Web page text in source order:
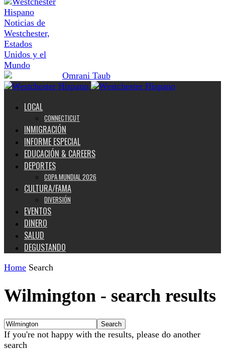
Noticias de
Westchester,
Estados
Unidos y el
Mundo
LOCAL
CONNECTICUT
INMIGRACIÓN
INFORME ESPECIAL
EDUCACIÓN & CAREERS
DEPORTES
COPA MUNDIAL 2026
CULTURA/FAMA
DIVERSIÓN
EVENTOS
DINERO
SALUD
DEGUSTANDO
Home Search
Wilmington - search results
If you're not happy with the results, please do another
search